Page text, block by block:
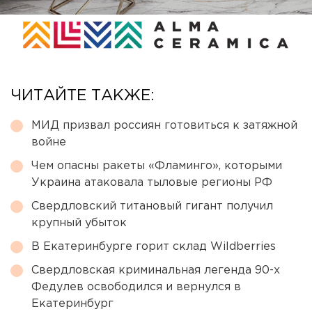
ЧИТАЙТЕ ТАКЖЕ:
МИД призвал россиян готовиться к затяжной
войне
Чем опасны ракеты «Фламинго», которыми
Украина атаковала тыловые регионы РФ
Свердловский титановый гигант получил
крупный убыток
В Екатеринбурге горит склад Wildberries
Свердловская криминальная легенда 90-х
Федулев освободился и вернулся в
Екатеринбург